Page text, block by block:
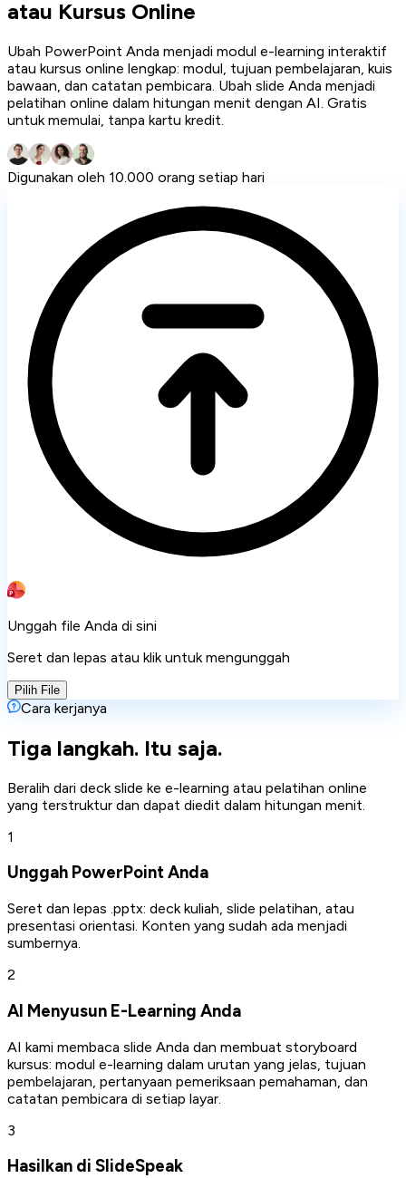
atau Kursus Online
Ubah PowerPoint Anda menjadi modul e-learning interaktif
atau kursus online lengkap: modul, tujuan pembelajaran, kuis
bawaan, dan catatan pembicara. Ubah slide Anda menjadi
pelatihan online dalam hitungan menit dengan AI. Gratis
untuk memulai, tanpa kartu kredit.
Digunakan oleh 10.000 orang setiap hari
Unggah file Anda di sini
Seret dan lepas atau klik untuk mengunggah
Pilih File
Cara kerjanya
Tiga langkah. Itu saja.
Beralih dari deck slide ke e-learning atau pelatihan online
yang terstruktur dan dapat diedit dalam hitungan menit.
1
Unggah PowerPoint Anda
Seret dan lepas .pptx: deck kuliah, slide pelatihan, atau
presentasi orientasi. Konten yang sudah ada menjadi
sumbernya.
2
AI Menyusun E-Learning Anda
AI kami membaca slide Anda dan membuat storyboard
kursus: modul e-learning dalam urutan yang jelas, tujuan
pembelajaran, pertanyaan pemeriksaan pemahaman, dan
catatan pembicara di setiap layar.
3
Hasilkan di SlideSpeak